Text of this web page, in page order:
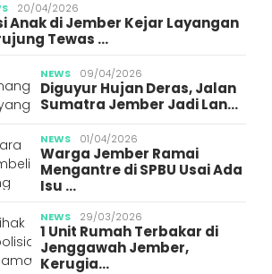
20/04/2026
Anak di Jember Kejar Layangan
Tewas …
NEWS 09/04/2026
Diguyur Hujan Deras, Jalan
Sumatra Jember Jadi Lan…
NEWS 01/04/2026
Warga Jember Ramai
Mengantre di SPBU Usai Ada
Isu …
NEWS 29/03/2026
1 Unit Rumah Terbakar di
Jenggawah Jember,
Kerugia…